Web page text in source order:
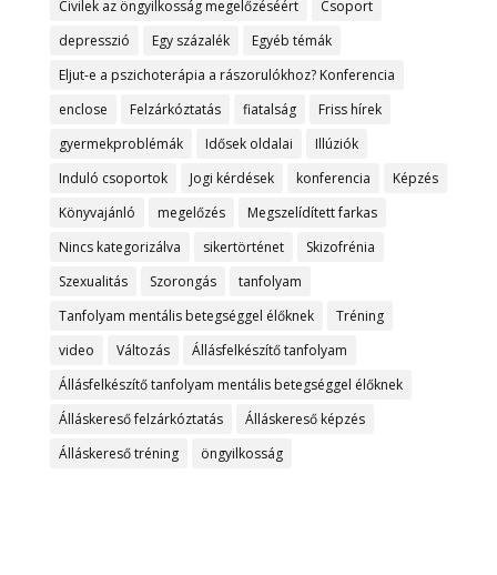
Civilek az öngyilkosság megelőzéséért
Csoport
depresszió
Egy százalék
Egyéb témák
Eljut-e a pszichoterápia a rászorulókhoz? Konferencia
enclose
Felzárkóztatás fiatalság
Friss hírek
gyermekproblémák
Idősek oldalai
Illúziók
Induló csoportok
Jogi kérdések konferencia
Képzés
Könyvajánló
megelőzés
Megszelídített farkas
Nincs kategorizálva
sikertörténet
Skizofrénia
Szexualitás
Szorongás
tanfolyam
Tanfolyam mentális betegséggel élőknek
Tréning
video
Változás
Állásfelkészítő tanfolyam
Állásfelkészítő tanfolyam mentális betegséggel élőknek
Álláskereső felzárkóztatás
Álláskereső képzés
Álláskereső tréning
öngyilkosság